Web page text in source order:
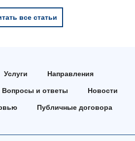
все статьи
Услуги Направления
Вопросы и ответы Новости
Публичные договора